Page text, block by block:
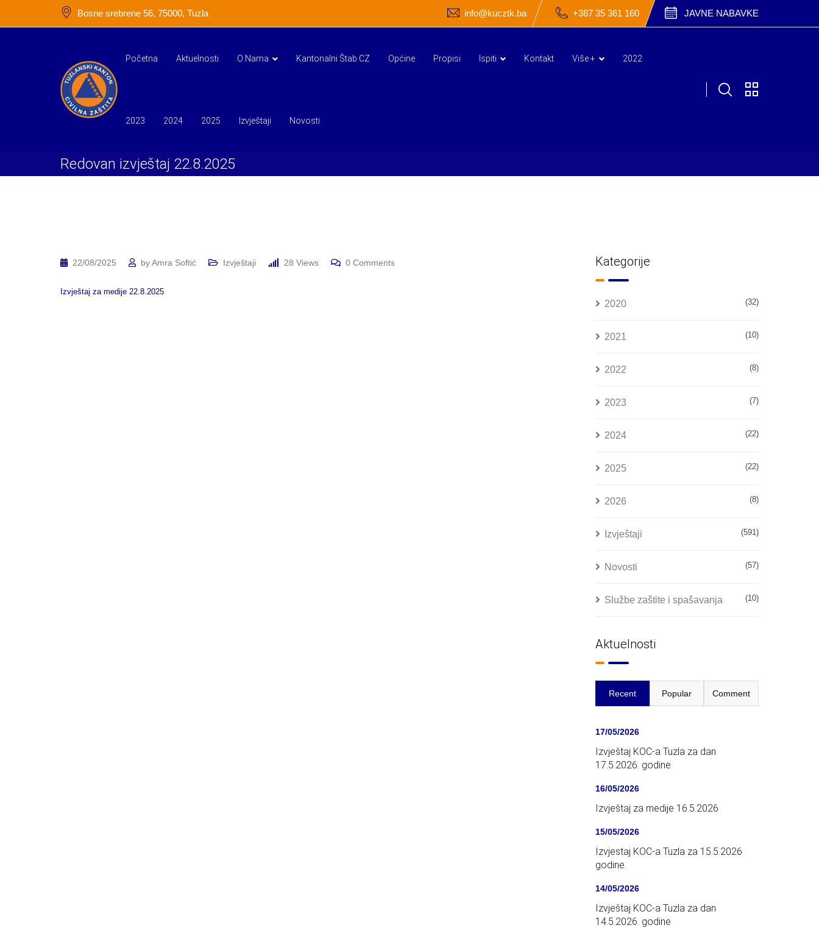
Bosne srebrene 56, 75000, Tuzla info@kucztk.ba +387 35 361 160 JAVNE NABAVKE
Početna Aktuelnosti O Nama Kantonalni Štab CZ Općine Propisi Ispiti Kontakt Više + 2022
2023 2024 2025 Izvještaji Novosti
Redovan izvještaj 22.8.2025
22/08/2025 byAmra Softić Izvještaji 28 Views 0 Comments
Izvještaj za medije 22.8.2025
Kategorije
2020 (32)
2021 (10)
2022 (8)
2023 (7)
2024 (22)
2025 (22)
2026 (8)
Izvještaji (591)
Novosti (57)
Službe zaštite i spašavanja (10)
Aktuelnosti
Recent Popular Comment
17/05/2026
Izvještaj KOC-a Tuzla za dan
17.5.2026. godine
16/05/2026
Izvještaj za medije 16.5.2026
15/05/2026
Izvjestaj KOC-a Tuzla za 15.5.2026
godine.
14/05/2026
Izvještaj KOC-a Tuzla za dan
14.5.2026. godine